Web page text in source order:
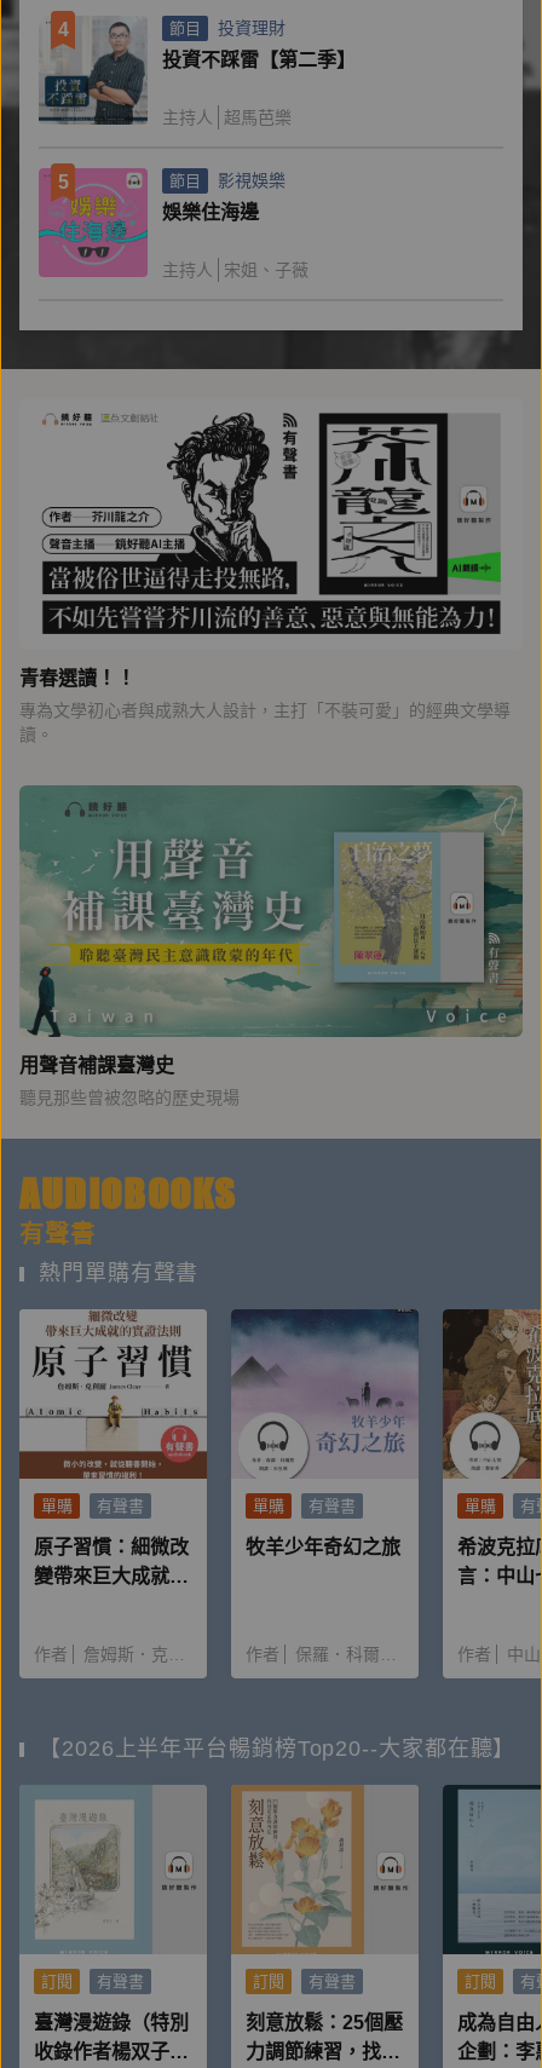
4 節目 投資理財
投資不踩雷【第二季】
主持人 超馬芭樂
5 節目 影視娛樂
娛樂住海邊
主持人 宋姐、子薇
青春選讀！！
專為文學初心者與成熟大人設計，主打「不裝可愛」的經典文學導
讀。
用聲音補課臺灣史
聽見那些曾被忽略的歷史現場
AUDIOBOOKS
有聲書
熱門單購有聲書
單購 有聲書
原子習慣：細微改
變帶來巨大成就的
作者 詹姆斯．克利爾
單購 有聲書
牧羊少年奇幻之旅
作者 保羅．科爾賀（Paulo Coelho）
單購 有
希波克拉
言：中山
作者 中山七里（
【2026上半年平台暢銷榜Top20--大家都在聽】
訂閱 有聲書
臺灣漫遊錄（特別
收錄作者楊双子親
訂閱 有聲書
刻意放鬆：25個壓
力調節練習，找回
訂閱 有
成為自由
企劃：李